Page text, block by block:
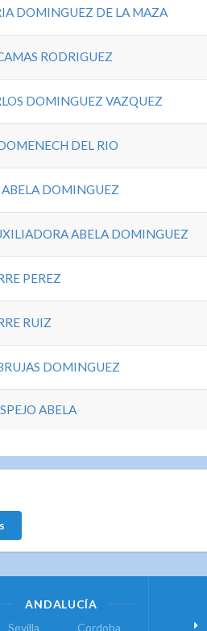
DOMINGUEZ DE LA MAZA
RODRIGUEZ
DOMINGUEZ VAZQUEZ
DEL RIO
ABELA DOMINGUEZ
ABELA DOMINGUEZ
PEREZ
RUIZ
DOMINGUEZ
ABELA
ANDALUCÍA
Sevilla
Cordoba